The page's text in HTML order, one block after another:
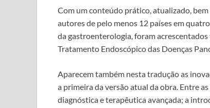
Com um conteúdo prático, atualizado,
autores de pelo menos 12 países em
da gastroenterologia, foram
Tratamento Endoscópico das Doenças
Aparecem também nesta tradução as
a primeira da versão atual da obra. Entre
diagnóstica e terapêutica avançada; a